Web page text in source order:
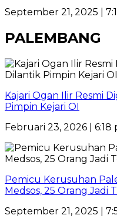
September 21, 2025 |
PALEMBANG
Kajari Ogan Ilir Resmi
Pimpin Kejari OI
Februari 23, 2026 | 6:18
Pemicu Kerusuhan
Medsos, 25 Orang Jadi
September 21, 2025 |